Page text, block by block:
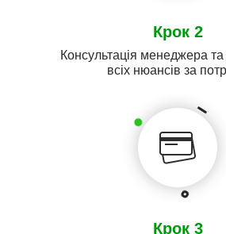
Крок 2
Консультація менеджера
всіх нюансів за
Крок 3